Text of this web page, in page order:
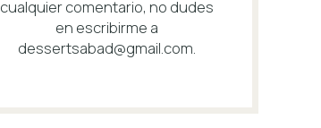
cualquier comentario, no dudes
en escribirme a
dessertsabad@gmail.com.